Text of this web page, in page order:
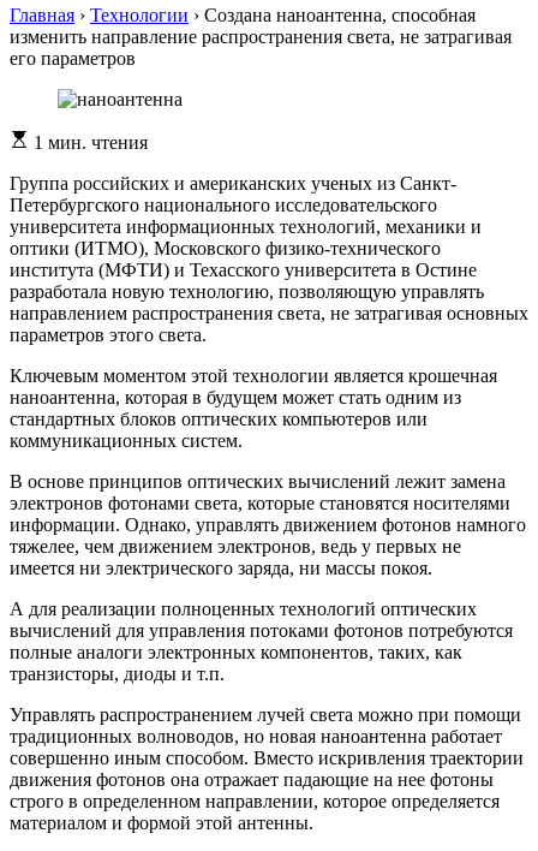
Главная › Технологии › Создана наноантенна, способная
изменить направление распространения света, не затрагивая
его параметров
Расчетное
чтения
1 мин. чтения
Группа российских и американских ученых из Санкт-
Петербургского национального исследовательского
университета информационных технологий, механики и
оптики (ИТМО), Московского физико-технического
института (МФТИ) и Техасского университета в Остине
разработала новую технологию, позволяющую управлять
направлением распространения света, не затрагивая основных
параметров этого света.
Ключевым моментом этой технологии является крошечная
наноантенна, которая в будущем может стать одним из
стандартных блоков оптических компьютеров или
коммуникационных систем.
В основе принципов оптических вычислений лежит замена
электронов фотонами света, которые становятся носителями
информации. Однако, управлять движением фотонов намного
тяжелее, чем движением электронов, ведь у первых не
имеется ни электрического заряда, ни массы покоя.
А для реализации полноценных технологий оптических
вычислений для управления потоками фотонов потребуются
полные аналоги электронных компонентов, таких, как
транзисторы, диоды и т.п.
Управлять распространением лучей света можно при помощи
традиционных волноводов, но новая наноантенна работает
совершенно иным способом. Вместо искривления траектории
движения фотонов она отражает падающие на нее фотоны
строго в определенном направлении, которое определяется
материалом и формой этой антенны.